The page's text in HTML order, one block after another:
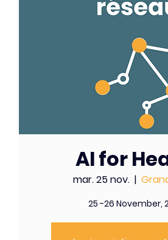
AI for
mar. 25 nov.
  |
25 -26 November,